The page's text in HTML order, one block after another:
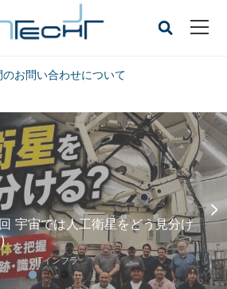
お問い合わせについて
ITインフラ
>